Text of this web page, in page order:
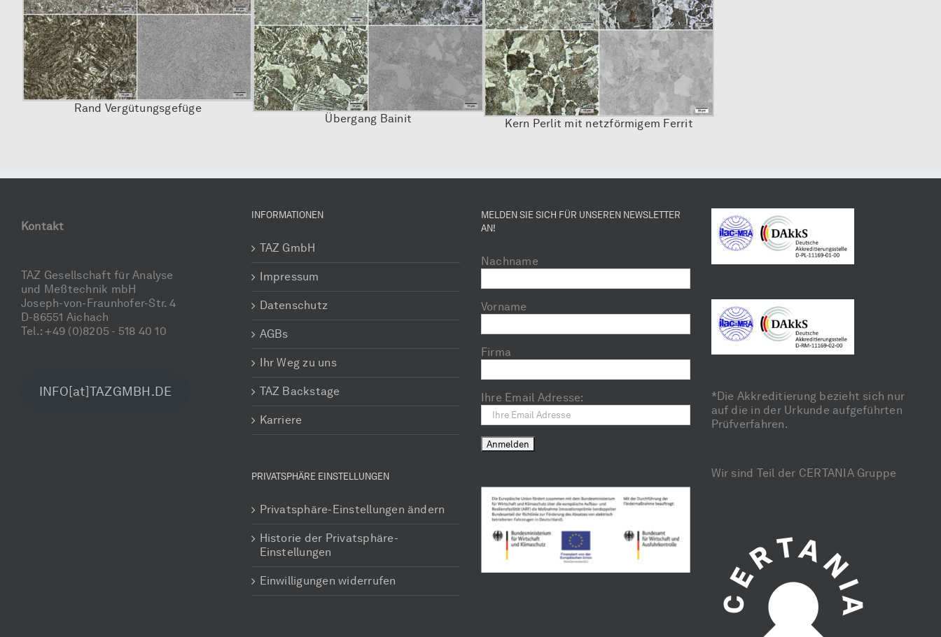
Rand Vergütungsgefüge
Übergang Bainit Kern Perlit mit netzförmigem Ferrit
Kontakt
TAZ Gesellschaft für Analyse
und Meßtechnik mbH
Joseph-von-Fraunhofer-Str. 4
D-86551 Aichach
Tel.: +49 (0)8205 - 518 40 10
INFO[at]TAZGMBH.DE
INFORMATIONEN
TAZ GmbH
Impressum
Datenschutz
AGBs
Ihr Weg zu uns
TAZ Backstage
Karriere
PRIVATSPHÄRE EINSTELLUNGEN
Privatsphäre-Einstellungen ändern
Historie der Privatsphäre-
Einstellungen
Einwilligungen widerrufen
MELDEN SIE SICH FÜR UNSEREN NEWSLETTER
AN!
Nachname
Vorname
Firma
Ihre Email Adresse:
*Die Akkreditierung bezieht sich nur
auf die in der Urkunde aufgeführten
Prüfverfahren.
Wir sind Teil der CERTANIA Gruppe